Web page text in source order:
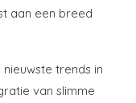
aan een breed
trends in
van slimme